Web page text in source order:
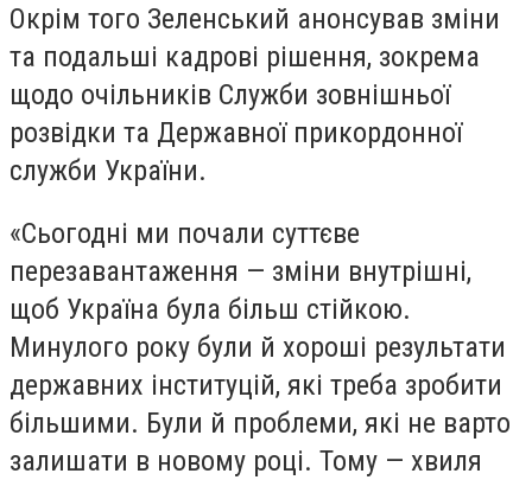
Окрім того Зеленський анонсував зміни
та подальші кадрові рішення, зокрема
щодо очільників Служби зовнішньої
розвідки та Державної прикордонної
служби України.
«Сьогодні ми почали суттєве
перезавантаження — зміни внутрішні,
щоб Україна була більш стійкою.
Минулого року були й хороші результати
державних інституцій, які треба зробити
більшими. Були й проблеми, які не варто
залишати в новому році. Тому — хвиля